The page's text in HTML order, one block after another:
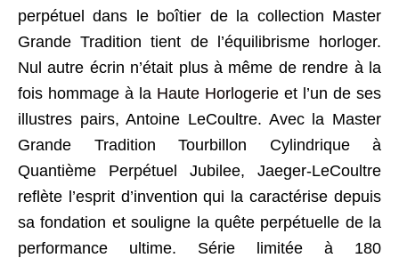
perpétuel dans le boîtier de la collection Master
Grande Tradition tient de l’équilibrisme horloger.
Nul autre écrin n’était plus à même de rendre à la
fois hommage à la Haute Horlogerie et l’un de ses
illustres pairs, Antoine LeCoultre. Avec la Master
Grande Tradition Tourbillon Cylindrique à
Quantième Perpétuel Jubilee, Jaeger-LeCoultre
reflète l’esprit d’invention qui la caractérise depuis
sa fondation et souligne la quête perpétuelle de la
performance ultime. Série limitée à 180